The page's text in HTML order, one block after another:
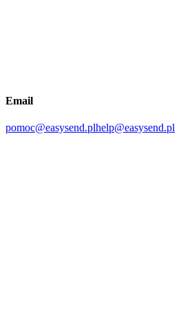
Email
pomoc@easysend.plhelp@easysend.pl